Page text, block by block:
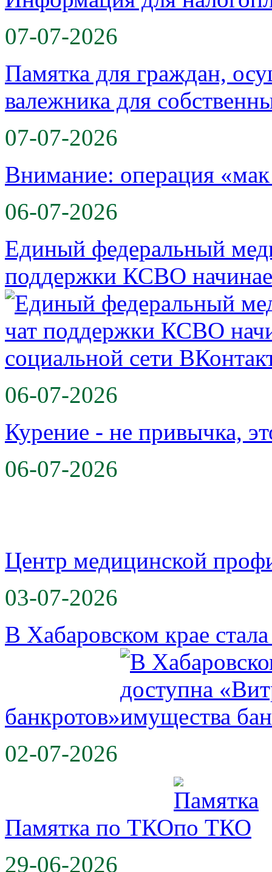
07-07-2026
Памятка для граждан,
валежника для
07-07-2026
Внимание: операция
06-07-2026
Единый федеральный
поддержки КСВО
06-07-2026
Курение - не привычка,
06-07-2026
Центр медицинской
03-07-2026
В Хабаровском крае
банкротов»
02-07-2026
Памятка по ТКО
29-06-2026